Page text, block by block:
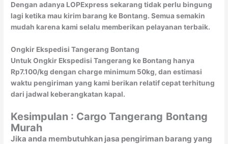
Dengan adanya LOPExpress sekarang tidak perlu bingung
lagi ketika mau kirim barang ke Bontang. Semua semakin
mudah karena kami selalu memberikan pelayanan terbaik.
Ongkir Ekspedisi Tangerang Bontang
Untuk Ongkir Ekspedisi Tangerang ke Bontang hanya
Rp7.100/kg dengan charge minimum 50kg, dan estimasi
waktu pengiriman yang kami berikan relatif cepat terhitung
dari jadwal keberangkatan kapal.
Kesimpulan : Cargo Tangerang Bontang
Murah
Jika anda membutuhkan jasa pengiriman barang yang